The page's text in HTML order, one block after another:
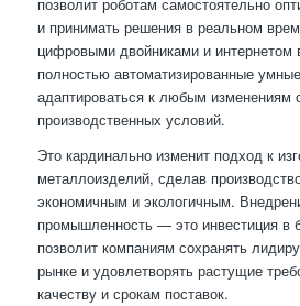
и принимать решения в реальном
цифровыми двойниками и интернетом
полностью автоматизированные
адаптироваться к любым изменениям
производственных условий.
Это кардинально изменит подход к
металлоизделий, сделав
экономичным и экологичным.
промышленность — это инвестиция в
позволит компаниям сохранять
рынке и удовлетворять растущие
качеству и срокам поставок.